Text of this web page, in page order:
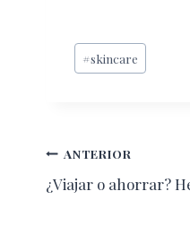
Etiquetas
de
#skincare
Navegación
de
ANTERIOR
¿Viajar o ahorrar?